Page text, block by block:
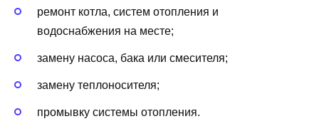
ремонт котла, систем отопления и
водоснабжения на месте;
замену насоса, бака или смесителя;
замену теплоносителя;
промывку системы отопления.